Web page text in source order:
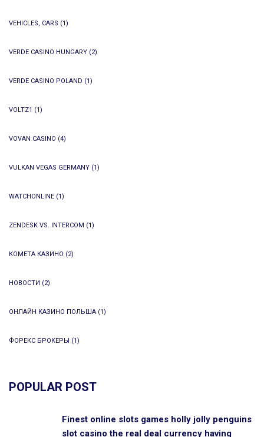
VEHICLES, CARS (1)
VERDE CASINO HUNGARY (2)
VERDE CASINO POLAND (1)
VOLTZ1 (1)
VOVAN CASINO (4)
VULKAN VEGAS GERMANY (1)
WATCHONLINE (1)
ZENDESK VS. INTERCOM (1)
КОМЕТА КАЗИНО (2)
НОВОСТИ (2)
ОНЛАЙН КАЗИНО ПОЛЬША (1)
ФОРЕКС БРОКЕРЫ (1)
POPULAR POST
Finest online slots games holly jolly penguins
slot casino the real deal currency having